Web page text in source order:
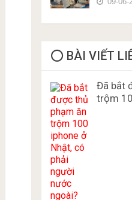
⭕️ BÀI VIẾT
Đã bắt
trộm